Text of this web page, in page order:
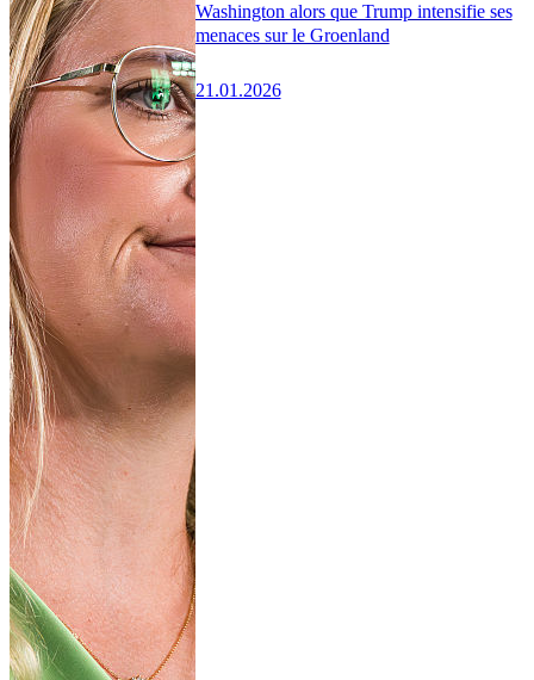
Washington alors que Trump intensifie ses
menaces sur le Groenland
21.01.2026